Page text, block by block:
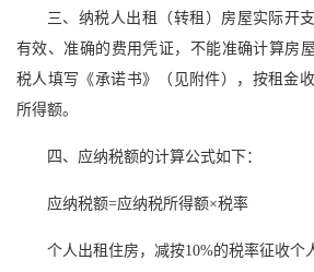
三、纳税人出租（转租）房屋实际开
有效、准确的费用凭证，不能准确计算房
税人填写《承诺书》（见附件），按租金
所得额。
四、应纳税额的计算公式如下：
应纳税额=应纳税所得额×税率
个人出租住房，减按10%的税率征收个